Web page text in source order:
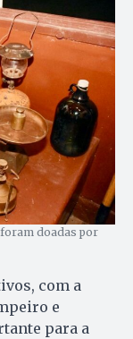
doadas por
com a
e
para a